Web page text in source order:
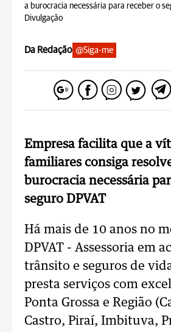
a burocracia necessária para receber o
Divulgação
Da Redação @Siga-me
Empresa facilita que a
familiares consiga
burocracia necessária
seguro DPVAT
Há mais de 10 anos no
DPVAT - Assessoria em
trânsito e seguros de
presta serviços com
Ponta Grossa e Região
Castro, Piraí, Imbituva,